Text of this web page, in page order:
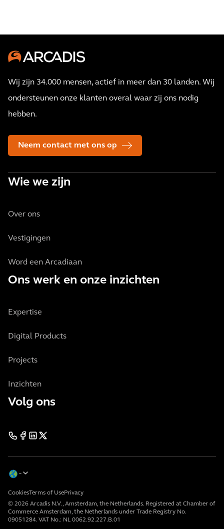
Wij zijn 34.000 mensen, actief in meer dan 30 landen. Wij
ondersteunen onze klanten overal waar zij ons nodig
hebben.
Neem contact met ons op
Wie we zijn
Over ons
Vestigingen
Word een Arcadiaan
Ons werk en onze inzichten
Expertise
Digital Products
Projects
Inzichten
Volg ons
© 2026 Arcadis N.V., Amsterdam, the Netherlands. Registered at Chamber of
Commerce Amsterdam, the Netherlands under Trade Registry No.
09051284. VAT No.: NL 0062.92.227.B.01
CookiesTerms of UsePrivacy